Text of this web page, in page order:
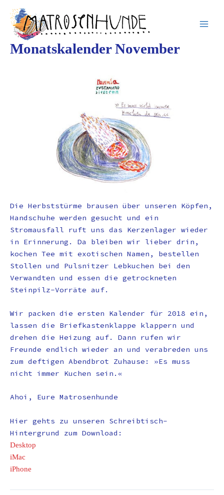
springen
Inhalt
springen
Monatskalender November
Die Herbststürme brausen über unseren Köpfen,
Handschuhe werden gesucht und ein
Stromausfall ruft uns das Kerzenlager wieder
in Erinnerung. Da bleiben wir lieber drin,
kochen Tee mit exotischen Namen, bestellen
Stollen und Pulsnitzer Lebkuchen bei den
Verwandten und essen die getrockneten
Steinpilz-Vorräte auf.
Wir packen die ersten Kalender für 2018 ein,
lassen die Briefkastenklappe klappern und
drehen die Heizung auf. Dann rufen wir
Freunde endlich wieder an und verabreden uns
zum deftigen Abendbrot Zuhause: »Es muss
nicht immer Kuchen sein.«
Ahoi, Eure Matrosenhunde
Hier gehts zu unseren Schreibtisch-
Hintergrund zum Download:
Desktop
iMac
iPhone